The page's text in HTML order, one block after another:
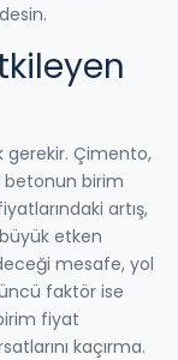
Çimento,
betonun birim
artış,
etken
mesafe, yol
faktör ise
fiyat
kaçırma.